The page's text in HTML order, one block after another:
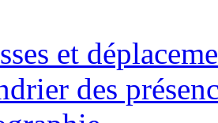
et
des